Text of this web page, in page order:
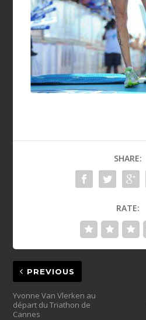
SHARE:
RATE:
PREVIOUS
Yvonne Van Vlerken au
départ du Triathon de
Cannes